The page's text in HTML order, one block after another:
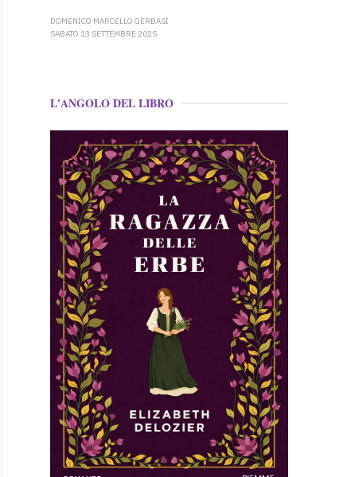
DOMENICO MARCELLO GERBASI
SABATO 13 SETTEMBRE 2025
L'ANGOLO DEL LIBRO